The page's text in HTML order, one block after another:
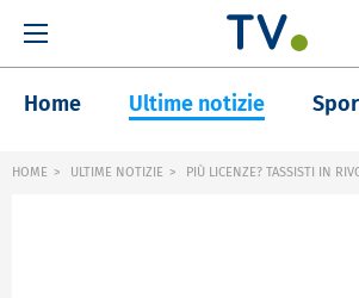
Home Ultime notizie
HOME ULTIME NOTIZIE PIÙ LICENZE? TASSISTI IN